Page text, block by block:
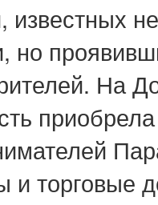
известных
но
На
и торговые